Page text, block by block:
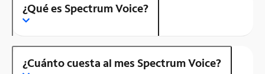
¿Qué es Spectrum Voice?
¿Cuánto cuesta al mes Spectrum Voice?